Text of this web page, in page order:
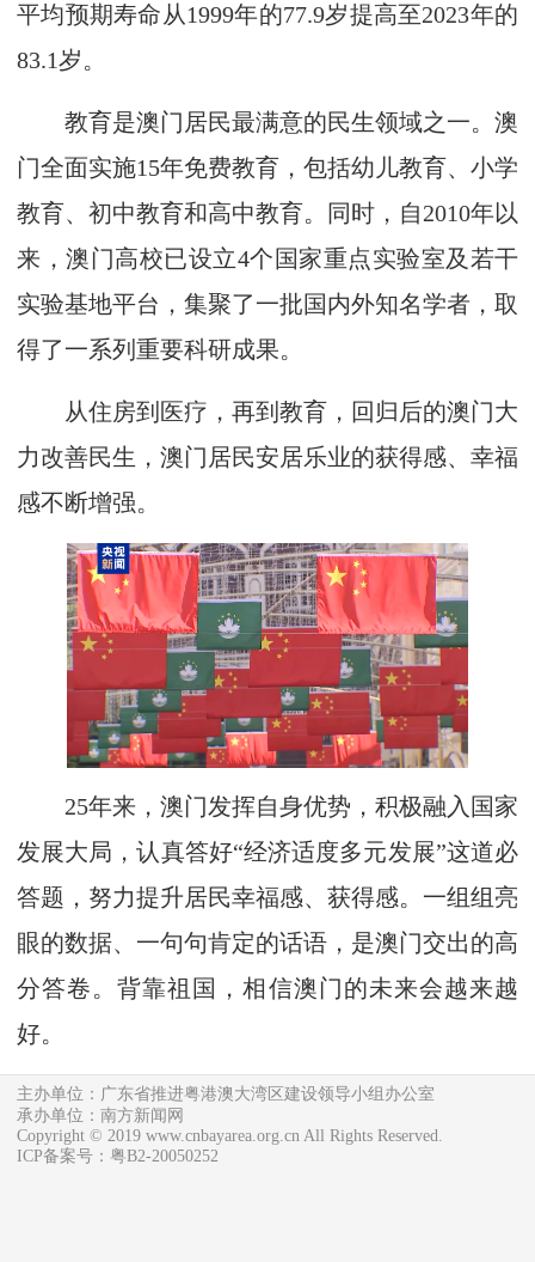
平均预期寿命从1999年的77.9岁提高至2023年的
83.1岁。
教育是澳门居民最满意的民生领域之一。澳
门全面实施15年免费教育，包括幼儿教育、小学
教育、初中教育和高中教育。同时，自2010年以
来，澳门高校已设立4个国家重点实验室及若干
实验基地平台，集聚了一批国内外知名学者，取
得了一系列重要科研成果。
从住房到医疗，再到教育，回归后的澳门大
力改善民生，澳门居民安居乐业的获得感、幸福
感不断增强。
25年来，澳门发挥自身优势，积极融入国家
发展大局，认真答好“经济适度多元发展”这道必
答题，努力提升居民幸福感、获得感。一组组亮
眼的数据、一句句肯定的话语，是澳门交出的高
分答卷。背靠祖国，相信澳门的未来会越来越
好。
主办单位：广东省推进粤港澳大湾区建设领导小组办公室
承办单位：南方新闻网
Copyright © 2019 www.cnbayarea.org.cn All Rights Reserved.
ICP备案号：粤B2-20050252